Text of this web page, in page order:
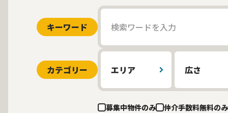
キーワード
カテゴリー エリア 広さ
募集中物件のみ 仲介手数料無料のみ